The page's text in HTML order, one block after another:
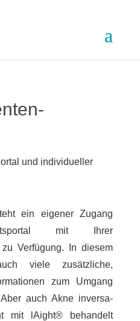
und individueller
ein eigener Zugang
mit Ihrer
zu Verfügung. In diesem
viele zusätzliche,
zum Umgang
auch Akne inversa-
mit lAight® behandelt